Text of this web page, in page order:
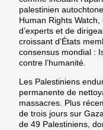
palestinien autochtone
Human Rights Watch,
d’experts et de
croissant d’États
consensus mondial :
contre l’humanité.
Les Palestiniens
permanente de
massacres. Plus
de trois jours sur Gaza,
de 49 Palestiniens,